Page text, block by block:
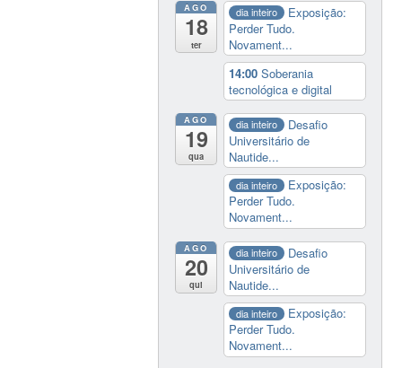
AGO
18
ter
dia inteiro
Exposição:
Perder Tudo.
Novament...
14:00Soberania
tecnológica e digital
AGO
19
qua
dia inteiro
Desafio
Universitário de
Nautide...
dia inteiro
Exposição:
Perder Tudo.
Novament...
AGO
20
qui
dia inteiro
Desafio
Universitário de
Nautide...
dia inteiro
Exposição:
Perder Tudo.
Novament...